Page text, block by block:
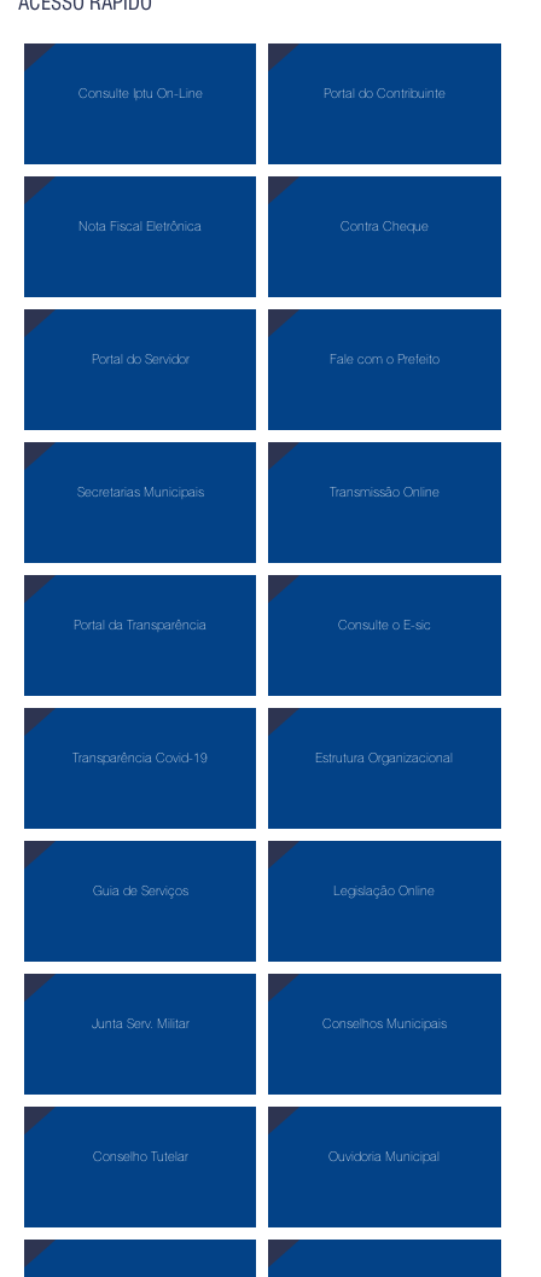
Consulte Iptu On-Line Portal do Contribuinte
Nota Fiscal Eletrônica Contra Cheque
Portal do Servidor Fale com o Prefeito
Secretarias Municipais Transmissão Online
Portal da Transparência Consulte o E-sic
Transparência Covid-19 Estrutura Organizacional
Guia de Serviços Legislação Online
Junta Serv. Militar Conselhos Municipais
Conselho Tutelar Ouvidoria Municipal